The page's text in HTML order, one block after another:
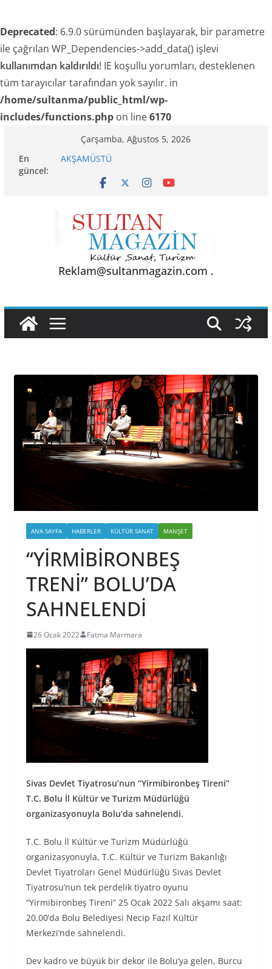
Deprecated: 6.9.0 sürümünden başlayarak, bir parametre
ile çağrılan WP_Dependencies->add_data() işlevi
kullanımdan kaldırıldı! IE koşullu yorumları, desteklenen
tüm tarayıcılar tarafından yok sayılır. in
/home/sultanma/public_html/wp-
includes/functions.php on line6170
content
Çarşamba, Ağustos 5, 2026
En
güncel:
Akgül: “Sanayi esnafı yeni engellerle karşı
karşıya!”
24 TEMMUZ’DA BGC’DEN MESLEK YASASI
SENİNLE
Reklam@sultanmagazin.com .
ANA SAYFA HABERLER KÜLTÜR SANAT MANŞET
“YİRMİBİRONBEŞ
TRENİ” BOLU’DA
SAHNELENDİ
26 Ocak 2022 Fatma Marmara
Sivas Devlet Tiyatrosu’nun “Yirmibironbeş Tireni”
T.C. Bolu İl Kültür ve Turizm Müdürlüğü
organizasyonuyla Bolu’da sahnelendi.
T.C. Bolu İl Kültür ve Turizm Müdürlüğü
organizasyonuyla, T.C. Kültür ve Turizm Bakanlığı
Devlet Tiyatroları Genel Müdürlüğü Sivas Devlet
Tiyatrosu’nun tek perdelik tiyatro oyunu
“Yirmibironbeş Tireni” 25 Ocak 2022 Salı akşamı saat:
20.00’da Bolu Belediyesi Necip Fazıl Kültür
Merkezi’nde sahnelendi.
Dev kadro ve büyük bir dekor ile Bolu’ya gelen, Burcu